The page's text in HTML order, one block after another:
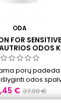
ODA
FOR
ODOS
porų
odos
fermentas
nuo žalingų
€ Bazinė
37,00 €